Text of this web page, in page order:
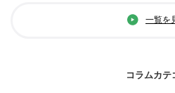
一覧を
コラムカテ